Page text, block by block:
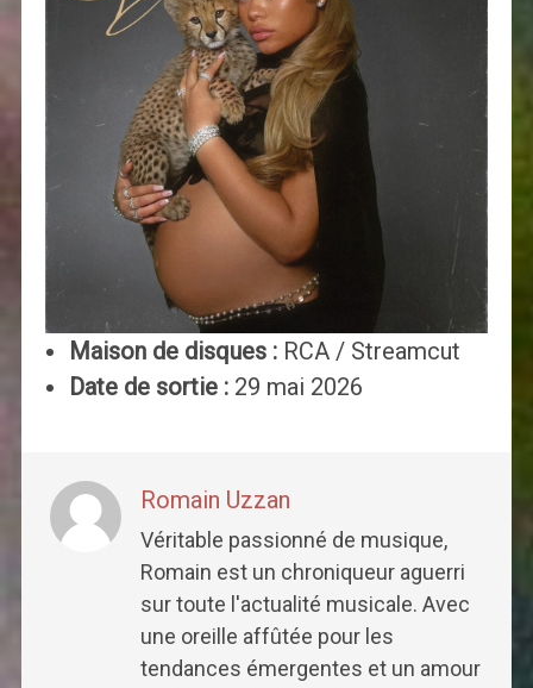
Maison de disques :RCA / Streamcut
Date de sortie :29 mai 2026
Romain Uzzan
Véritable passionné de musique,
Romain est un chroniqueur aguerri
sur toute l'actualité musicale. Avec
une oreille affûtée pour les
tendances émergentes et un amour